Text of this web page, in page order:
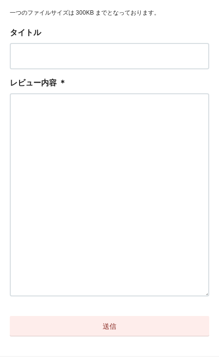
一つのファイルサイズは 300KB までとなっております。
タイトル
レビュー内容 ＊